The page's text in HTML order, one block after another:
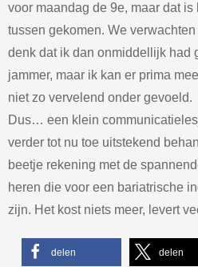
voor maandag de 9e, maar dat
tussen gekomen. We verwachten
denk dat ik dan onmiddellijk had
jammer, maar ik kan er prima
niet zo vervelend onder gevoeld.
Dus… een klein
verder tot nu toe uitstekend
beetje rekening met de
heren die voor een bariatrische
zijn. Het kost niets meer, levert
delen delen